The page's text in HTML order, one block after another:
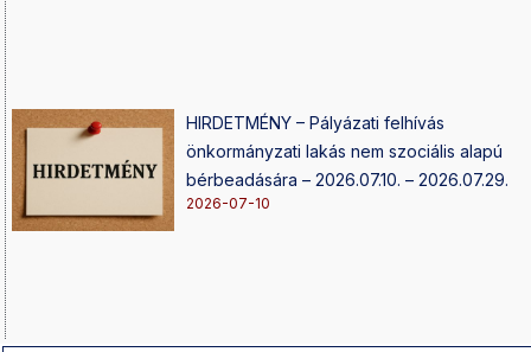
HIRDETMÉNY – Pályázati felhívás
önkormányzati lakás nem szociális alapú
bérbeadására – 2026.07.10. – 2026.07.29.
2026-07-10